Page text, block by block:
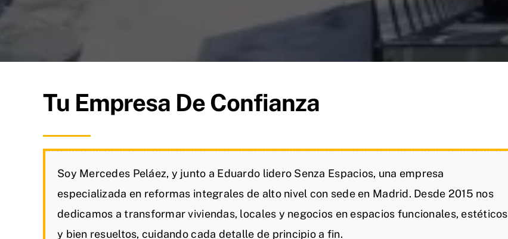
Tu Empresa De Confianza
Soy Mercedes Peláez, y junto a Eduardo lidero Senza Espacios, una empresa
especializada en reformas integrales de alto nivel con sede en Madrid. Desde 2015 nos
dedicamos a transformar viviendas, locales y negocios en espacios funcionales, estéticos
y bien resueltos, cuidando cada detalle de principio a fin.